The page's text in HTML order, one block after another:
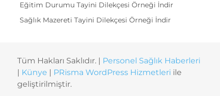
Eğitim Durumu Tayini Dilekçesi Örneği İndir
Sağlık Mazereti Tayini Dilekçesi Örneği İndir
Tüm Hakları Saklıdır. | Personel Sağlık Haberleri
Künye PRisma WordPress Hizmetleri ile
geliştirilmiştir.